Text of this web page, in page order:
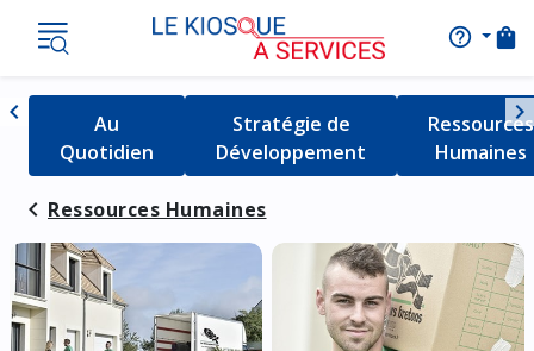
help_outline AIDE
shopping_bag
chevron_left
Naviguer vers la gauche
Détail de la catégorie
Au
Quotidien
Détail de la catégorie
Stratégie de
Développement
Détail de
Ressources
Humaines
chevron_right
Ressources Humaines